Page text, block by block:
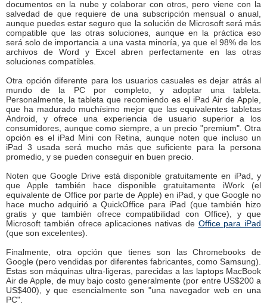
documentos en la nube y colaborar con otros, pero viene con la
salvedad de que requiere de una subscripción mensual o anual,
aunque puedes estar seguro que la solución de Microsoft será más
compatible que las otras soluciones, aunque en la práctica eso
será solo de importancia a una vasta minoría, ya que el 98% de los
archivos de Word y Excel abren perfectamente en las otras
soluciones compatibles.
Otra opción diferente para los usuarios casuales es dejar atrás al
mundo de la PC por completo, y adoptar una tableta.
Personalmente, la tableta que recomiendo es el iPad Air de Apple,
que ha madurado muchísimo mejor que las equivalentes tabletas
Android, y ofrece una experiencia de usuario superior a los
consumidores, aunque como siempre, a un precio "premium". Otra
opción es el iPad Mini con Retina, aunque noten que incluso un
iPad 3 usada será mucho más que suficiente para la persona
promedio, y se pueden conseguir en buen precio.
Noten que Google Drive está disponible gratuitamente en iPad, y
que Apple también hace disponible gratuitamente iWork (el
equivalente de Office por parte de Apple) en iPad, y que Google no
hace mucho adquirió a QuickOffice para iPad (que también hizo
gratis y que también ofrece compatibilidad con Office), y que
Microsoft también ofrece aplicaciones nativas de Office para iPad
(que son excelentes).
Finalmente, otra opción que tienes son las Chromebooks de
Google (pero vendidas por diferentes fabricantes, como Samsung).
Estas son máquinas ultra-ligeras, parecidas a las laptops MacBook
Air de Apple, de muy bajo costo generalmente (por entre US$200 a
US$400), y que esencialmente son "una navegador web en una
PC".